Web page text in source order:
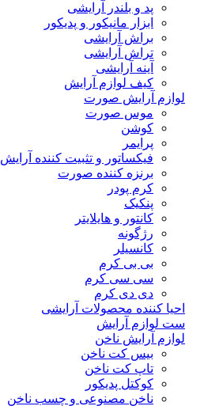
پد و بلندر آرایشی
ابزار مانیکور و پدیکور
براش آرایشی
تراش آرایشی
آینه آرایشی
کیف لوازم آرایش
لوازم آرایش صورت
موس صورت
کوشن
پرایمر
فیکساتور و تثبیت کننده آرایش
برنزه کننده صورت
کرم پودر
پنکیک
کانتور و هایلایتر
رژگونه
کانسیلر
بی بی کرم
سی سی کرم
دی دی کرم
احیا کننده محصولات آرایشی
ست لوازم آرایش
لوازم آرایش ناخن
بیس کت ناخن
تاپ کت ناخن
کوکتل پدیکور
ناخن مصنوعی و چسب ناخن